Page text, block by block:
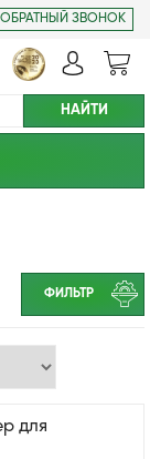
ОБРАТНЫЙ ЗВОНОК
ФИЛЬТР
для